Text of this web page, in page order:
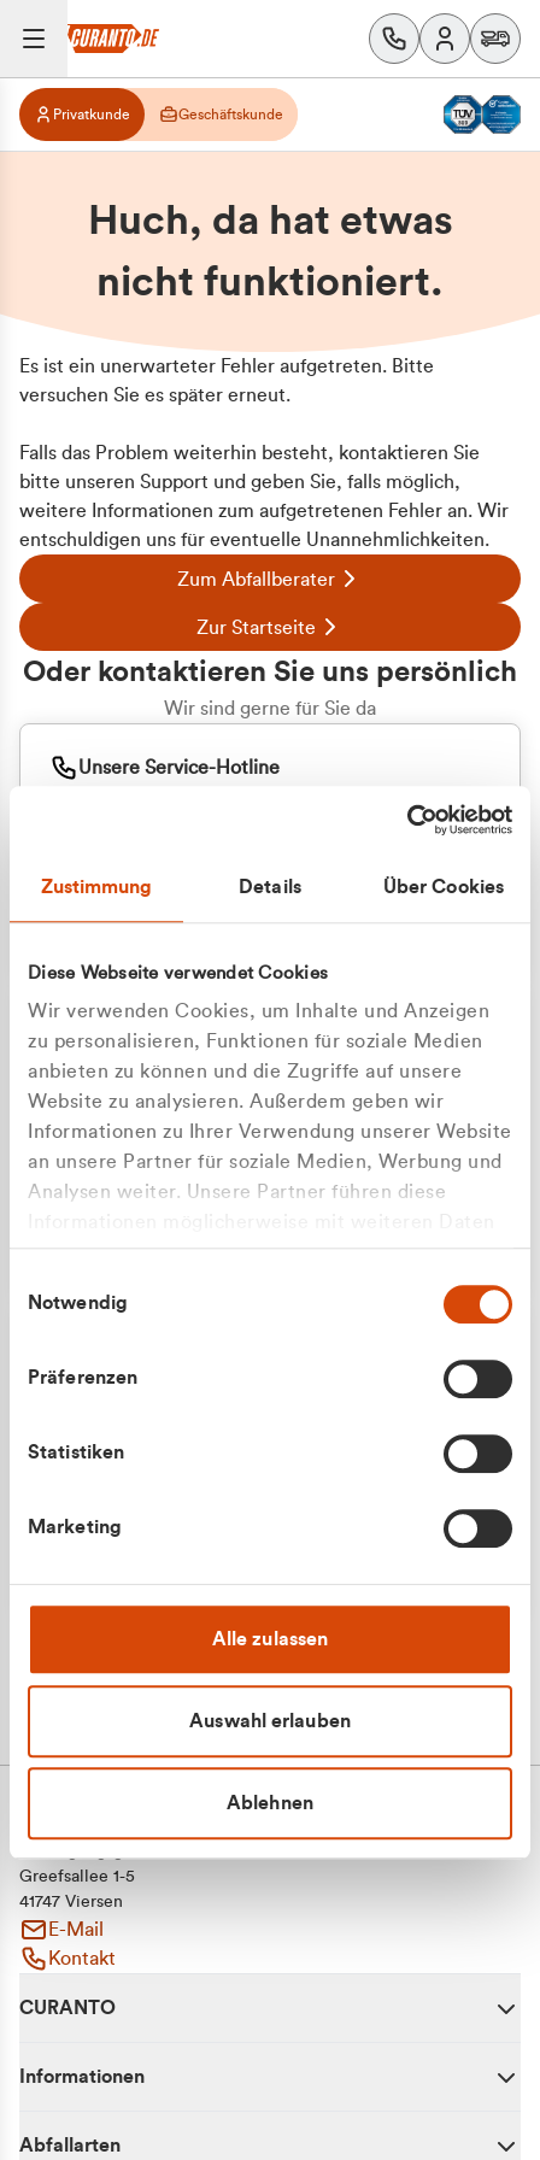
Zustimmung Details Über Cookies
Diese Webseite verwendet Cookies
Wir verwenden Cookies, um Inhalte und Anzeigen
zu personalisieren, Funktionen für soziale Medien
anbieten zu können und die Zugriffe auf unsere
Website zu analysieren. Außerdem geben wir
Informationen zu Ihrer Verwendung unserer Website
an unsere Partner für soziale Medien, Werbung und
Analysen weiter. Unsere Partner führen diese
gesammelt haben.
Notwendig
Präferenzen
Statistiken
Marketing
Alle zulassen
Auswahl erlauben
Ablehnen
Privatkunde Geschäftskunde
Huch, da hat etwas
nicht funktioniert.
Es ist ein unerwarteter Fehler aufgetreten. Bitte
versuchen Sie es später erneut.
Falls das Problem weiterhin besteht, kontaktieren Sie
bitte unseren Support und geben Sie, falls möglich,
weitere Informationen zum aufgetretenen Fehler an. Wir
entschuldigen uns für eventuelle Unannehmlichkeiten.
Zum Abfallberater
Zur Startseite
Oder kontaktieren Sie uns persönlich
Wir sind gerne für Sie da
Unsere Service-Hotline
+49 177 8376058
Apilash Balanesan
Greefsallee 1-5
41747 Viersen
E-Mail
Kontakt
CURANTO
Informationen
Abfallarten